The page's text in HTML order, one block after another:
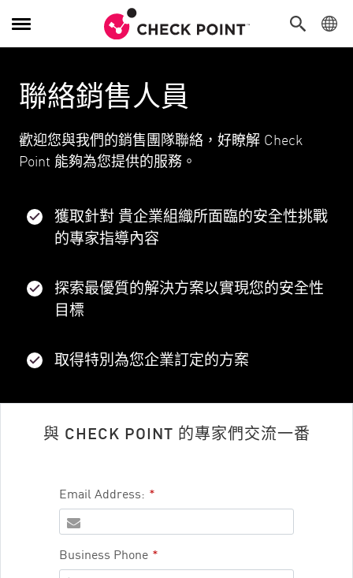
切換導覽功能
聯絡銷售人員
歡迎您與我們的銷售團隊聯絡，好瞭解 Check
Point 能夠為您提供的服務。
獲取針對 貴企業組織所面臨的安全性挑戰
的專家指導內容
探索最優質的解決方案以實現您的安全性
目標
取得特別為您企業訂定的方案
與 CHECK POINT 的專家們交流一番
*
Email Address:
*
Business Phone